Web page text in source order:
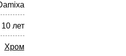
10 лет
Хром